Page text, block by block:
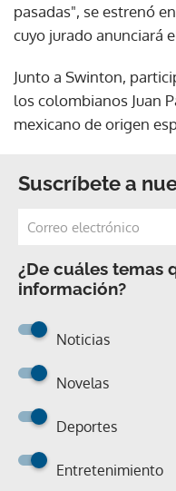
pasadas", se estrenó
cuyo jurado anunciará
Junto a Swinton,
los colombianos Juan
mexicano de origen
Suscríbete a
¿De cuáles temas
información?
Noticias
Novelas
Deportes
Entretenimiento